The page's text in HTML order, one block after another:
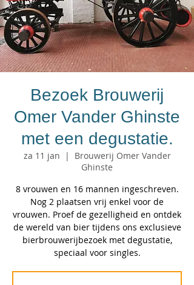
Bezoek Brouwerij
Omer Vander Ghinste
met een degustatie.
za 11 jan
  |
Brouwerij Omer Vander
Ghinste
8 vrouwen en 16 mannen ingeschreven.
Nog 2 plaatsen vrij enkel voor de
vrouwen. Proef de gezelligheid en ontdek
de wereld van bier tijdens ons exclusieve
bierbrouwerijbezoek met degustatie,
speciaal voor singles.